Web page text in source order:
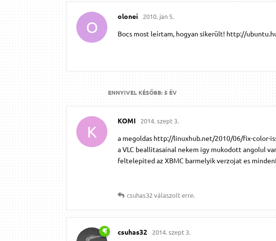
O
olonei 2010. jan 5.
Bocs most leírtam, hogyan sikerült! http://
ENNYIVEL KÉSŐBB:5 ÉV
K
KOMI 2014. szept 3.
a megoldas http://linuxhub.net/2010/06/fix-color-
a VLC beallitasainal nekem igy mukodott angolul
feltelepited az XBMC barmelyik verzojat es
csuhas32 válaszolt erre.
csuhas32 2014. szept 3.